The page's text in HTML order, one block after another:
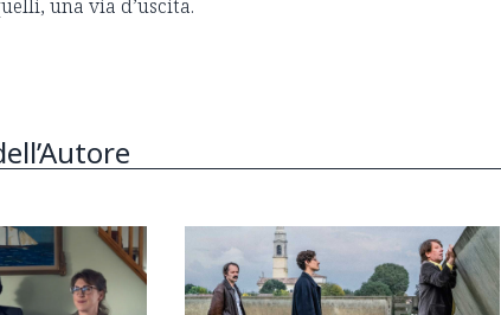
una via d’uscita.